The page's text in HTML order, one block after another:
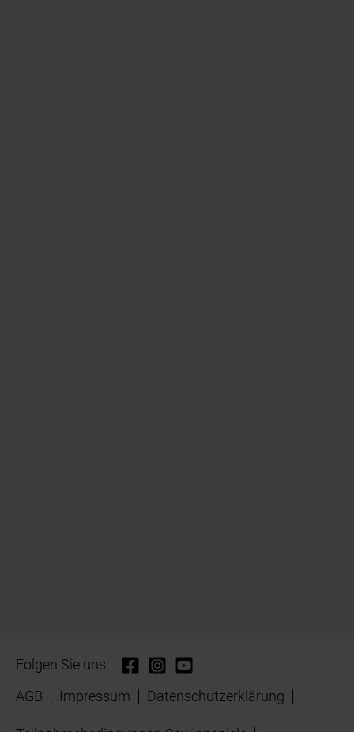
Folgen Sie uns:
AGB
Impressum Datenschutzerklärung